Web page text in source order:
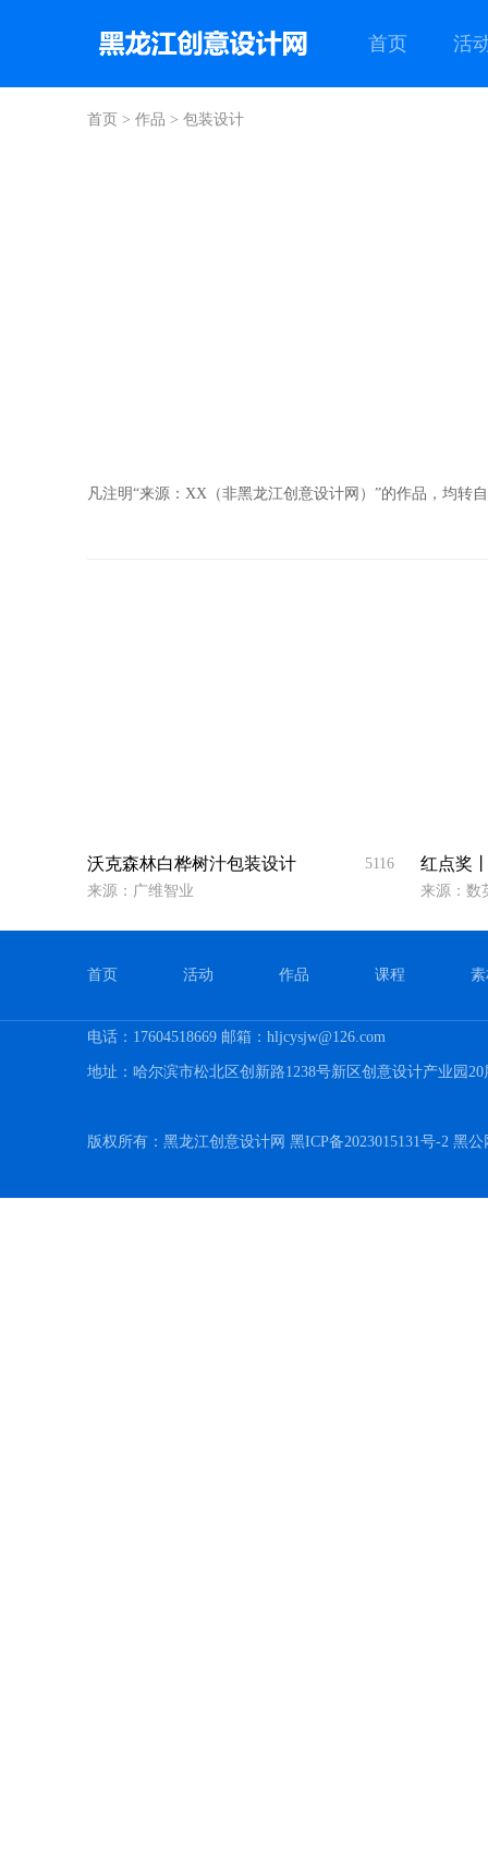
首页 活
首页 > 作品 > 包装设计
凡注明“来源：XX（非黑龙江创意设计网）”的作品，均转
5116
沃克森林白桦树汁包装设计
来源：广维智业
红点奖
来源：数
首页 活动 作品 课程
电话：17604518669 邮箱：hljcysjw@126.com
地址：哈尔滨市松北区创新路1238号新区创意设计产业园20
版权所有：黑龙江创意设计网 黑ICP备2023015131号-2 黑公